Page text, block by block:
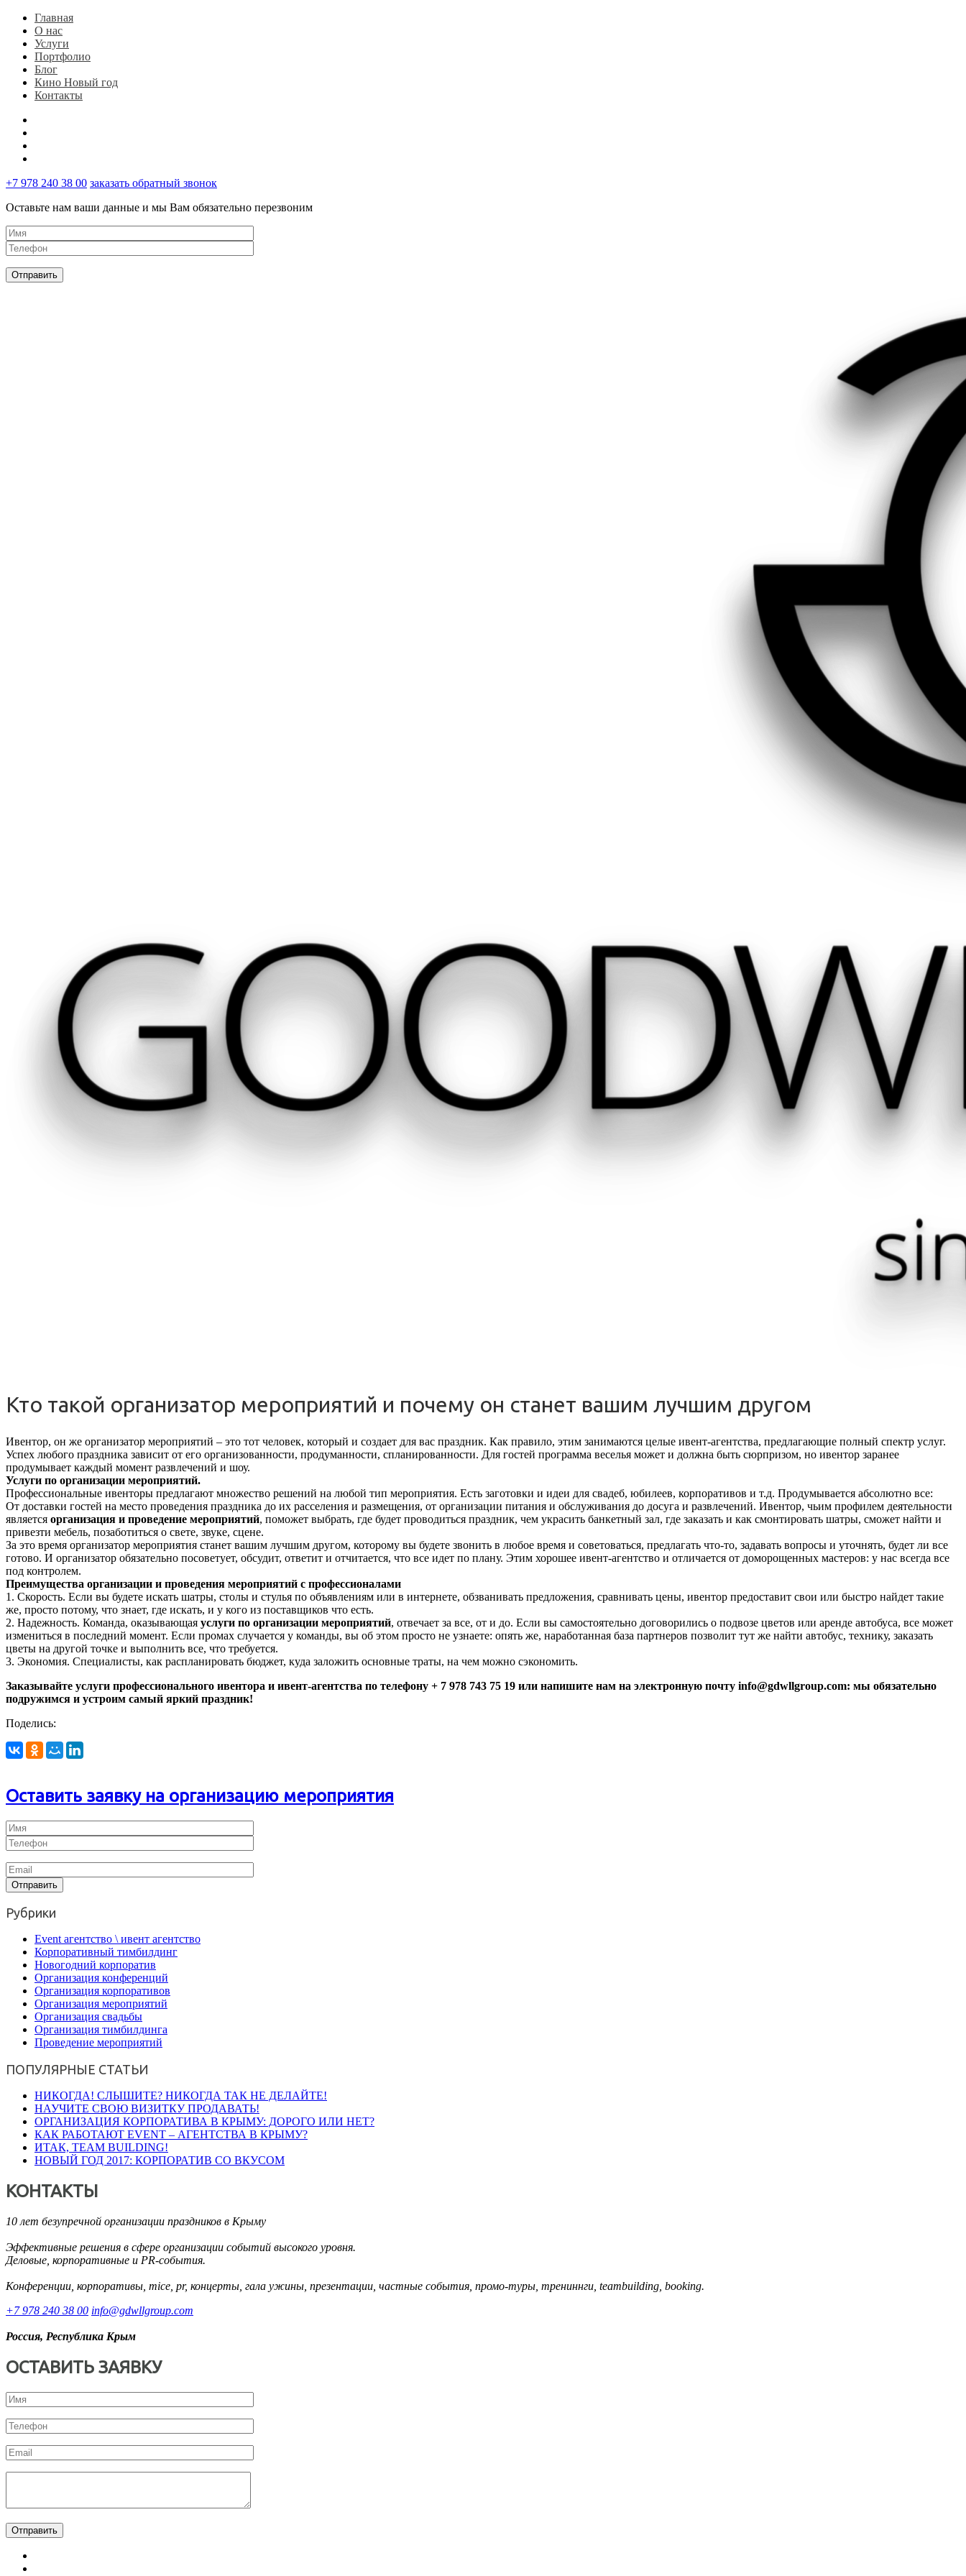
Главная
О нас
Услуги
Портфолио
Блог
Кино Новый год
Контакты
+7 978 240 38 00 заказать обратный звонок
Оставьте нам ваши данные и мы Вам обязательно перезвоним
Кто такой организатор мероприятий и почему он станет вашим лучшим другом
Ивентор, он же организатор мероприятий – это тот человек, который и создает для вас праздник. Как правило, этим занимаются целые ивент-агентства, предлагающие полный спектр услуг.
Успех любого праздника зависит от его организованности, продуманности, спланированности. Для гостей программа веселья может и должна быть сюрпризом, но ивентор заранее
продумывает каждый момент развлечений и шоу.
Услуги по организации мероприятий.
Профессиональные ивенторы предлагают множество решений на любой тип мероприятия. Есть заготовки и идеи для свадеб, юбилеев, корпоративов и т.д. Продумывается абсолютно все:
От доставки гостей на место проведения праздника до их расселения и размещения, от организации питания и обслуживания до досуга и развлечений. Ивентор, чьим профилем деятельности
является организация и проведение мероприятий, поможет выбрать, где будет проводиться праздник, чем украсить банкетный зал, где заказать и как смонтировать шатры, сможет найти и
привезти мебель, позаботиться о свете, звуке, сцене.
За это время организатор мероприятия станет вашим лучшим другом, которому вы будете звонить в любое время и советоваться, предлагать что-то, задавать вопросы и уточнять, будет ли все
готово. И организатор обязательно посоветует, обсудит, ответит и отчитается, что все идет по плану. Этим хорошее ивент-агентство и отличается от доморощенных мастеров: у нас всегда все
под контролем.
Преимущества организации и проведения мероприятий с профессионалами
1. Скорость. Если вы будете искать шатры, столы и стулья по объявлениям или в интернете, обзванивать предложения, сравнивать цены, ивентор предоставит свои или быстро найдет такие
же, просто потому, что знает, где искать, и у кого из поставщиков что есть.
2. Надежность. Команда, оказывающая услуги по организации мероприятий, отвечает за все, от и до. Если вы самостоятельно договорились о подвозе цветов или аренде автобуса, все может
измениться в последний момент. Если промах случается у команды, вы об этом просто не узнаете: опять же, наработанная база партнеров позволит тут же найти автобус, технику, заказать
цветы на другой точке и выполнить все, что требуется.
3. Экономия. Специалисты, как распланировать бюджет, куда заложить основные траты, на чем можно сэкономить.
Заказывайте услуги профессионального ивентора и ивент-агентства по телефону + 7 978 743 75 19 или напишите нам на электронную почту info@gdwllgroup.com: мы обязательно
подружимся и устроим самый яркий праздник!
Поделись:
Оставить заявку на организацию мероприятия
Рубрики
Event агентство \ ивент агентство
Корпоративный тимбилдинг
Новогодний корпоратив
Организация конференций
Организация корпоративов
Организация мероприятий
Организация свадьбы
Организация тимбилдинга
Проведение мероприятий
ПОПУЛЯРНЫЕ СТАТЬИ
НИКОГДА! СЛЫШИТЕ? НИКОГДА ТАК НЕ ДЕЛАЙТЕ!
НАУЧИТЕ СВОЮ ВИЗИТКУ ПРОДАВАТЬ!
ОРГАНИЗАЦИЯ КОРПОРАТИВА В КРЫМУ: ДОРОГО ИЛИ НЕТ?
КАК РАБОТАЮТ EVENT – АГЕНТСТВА В КРЫМУ?
ИТАК, TEAM BUILDING!
НОВЫЙ ГОД 2017: КОРПОРАТИВ СО ВКУСОМ
КОНТАКТЫ
10 лет безупречной организации праздников в Крыму
Эффективные решения в сфере организации событий высокого уровня.
Деловые, корпоративные и PR-события.
Конференции, корпоративы, mice, pr, концерты, гала ужины, презентации, частные события, промо-туры, трениннги, teambuilding, booking.
+7 978 240 38 00 info@gdwllgroup.com
Россия, Республика Крым
ОСТАВИТЬ ЗАЯВКУ